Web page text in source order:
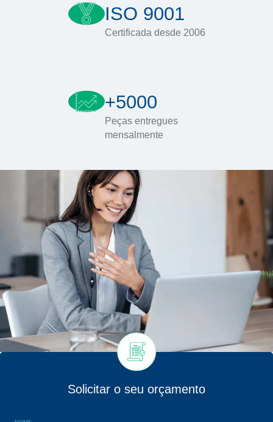
ISO 9001
Certificada desde 2006
+5000
Peças entregues
mensalmente
Solicitar o seu orçamento